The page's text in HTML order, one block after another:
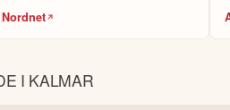
att
Nordnet
I KALMAR